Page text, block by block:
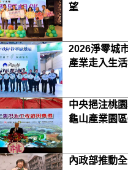
望
2026淨零城
產業走入生
中央挹注桃
龜山產業園
內政部推動